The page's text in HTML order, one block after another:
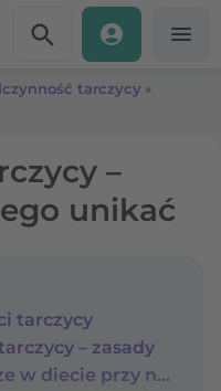
tarczycy »
–
unikać
tarczycy
– zasady
Ważne składniki odżywcze w diecie przy nadczynności tarczycy